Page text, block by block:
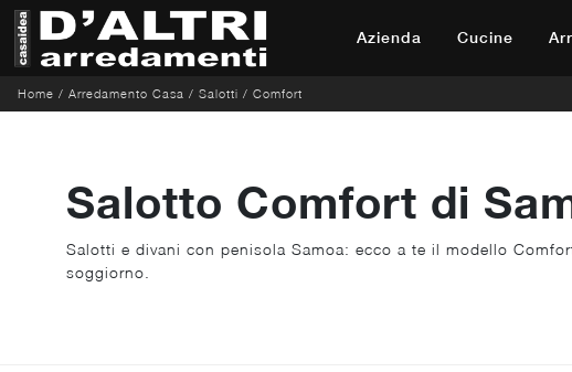
Azienda Cucine
Home / Arredamento Casa / Salotti / Comfort
Salotto Comfort di
Salotti e divani con penisola Samoa: ecco a te il modello
soggiorno.